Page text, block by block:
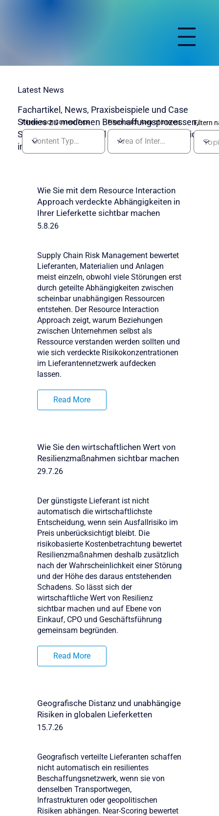
Latest News
Fachartikel, News, Praxisbeispiele und Case
Studies zu modernen Beschaffungsprozessen,
Systemintegration und digitaler Transformation
im Einkauf.
Filtern nach Content Type Filtern nach Area of Interest Filtern
Wie Sie mit dem Resource Interaction
Approach verdeckte Abhängigkeiten in
Ihrer Lieferkette sichtbar machen
5.8.26
Supply Chain Risk Management bewertet
Lieferanten, Materialien und Anlagen
meist einzeln, obwohl viele Störungen erst
durch geteilte Abhängigkeiten zwischen
scheinbar unabhängigen Ressourcen
entstehen. Der Resource Interaction
Approach zeigt, warum Beziehungen
zwischen Unternehmen selbst als
Ressource verstanden werden sollten und
wie sich verdeckte Risikokonzentrationen
im Lieferantennetzwerk aufdecken
lassen.
Read More
Wie Sie den wirtschaftlichen Wert von
Resilienzmaßnahmen sichtbar machen
29.7.26
Der günstigste Lieferant ist nicht
automatisch die wirtschaftlichste
Entscheidung, wenn sein Ausfallrisiko im
Preis unberücksichtigt bleibt. Die
risikobasierte Kostenbetrachtung bewertet
Resilienzmaßnahmen deshalb zusätzlich
nach der Wahrscheinlichkeit einer Störung
und der Höhe des daraus entstehenden
Schadens. So lässt sich der
wirtschaftliche Wert von Resilienz
sichtbar machen und auf Ebene von
Einkauf, CPO und Geschäftsführung
gemeinsam begründen.
Read More
Geografische Distanz und unabhängige
Risiken in globalen Lieferketten
15.7.26
Geografisch verteilte Lieferanten schaffen
nicht automatisch ein resilientes
Beschaffungsnetzwerk, wenn sie von
denselben Transportwegen,
Infrastrukturen oder geopolitischen
Risiken abhängen. Near-Scoring bewertet